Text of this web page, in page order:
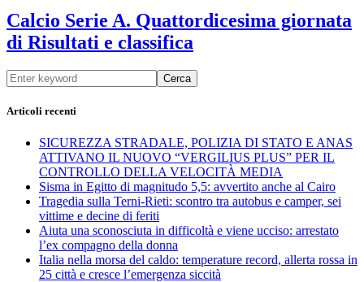
Calcio Serie A. Quattordicesima giornata
di Risultati e classifica
Cerca
Articoli recenti
SICUREZZA STRADALE, POLIZIA DI STATO E ANAS
ATTIVANO IL NUOVO “VERGILIUS PLUS” PER IL
CONTROLLO DELLA VELOCITÀ MEDIA
Sisma in Egitto di magnitudo 5,5: avvertito anche al Cairo
Tragedia sulla Terni-Rieti: scontro tra autobus e camper, sei
vittime e decine di feriti
Aiuta una sconosciuta in difficoltà e viene ucciso: arrestato
l’ex compagno della donna
Italia nella morsa del caldo: temperature record, allerta rossa in
25 città e cresce l’emergenza siccità